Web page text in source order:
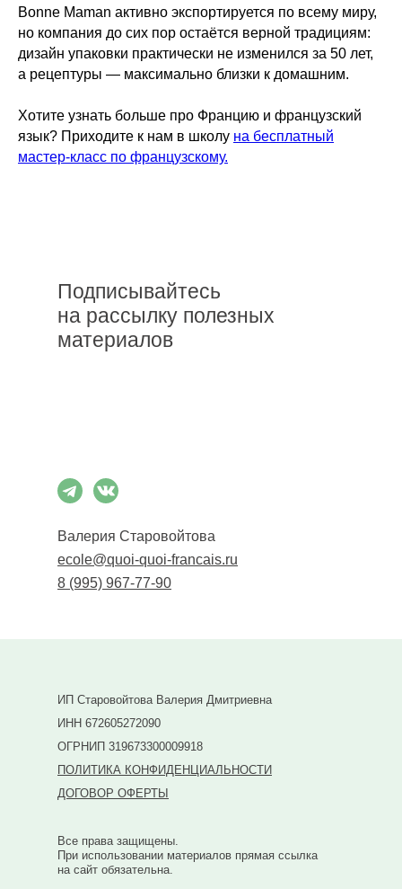
Bonne Maman активно экспортируется по всему миру,
но компания до сих пор остаётся верной традициям:
дизайн упаковки практически не изменился за 50 лет,
а рецептуры — максимально близки к домашним.
Хотите узнать больше про Францию и французский
язык? Приходите к нам в школу на бесплатный
мастер-класс по французскому.
Валерия Старовойтова
ecole@quoi-quoi-francais.ru
8 (995) 967-77-90
Подписывайтесь
на рассылку полезных
материалов
ИП Старовойтова Валерия Дмитриевна
ИНН 672605272090
ОГРНИП 319673300009918
ПОЛИТИКА КОНФИДЕНЦИАЛЬНОСТИ
ДОГОВОР ОФЕРТЫ
Все права защищены.
При использовании материалов прямая ссылка
на сайт обязательна.